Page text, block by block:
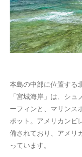
本島の中部に位置する
「宮城海岸」は、シ
ーフィンと、マリンス
ポット。アメリカンビ
備されており、アメリ
っています。